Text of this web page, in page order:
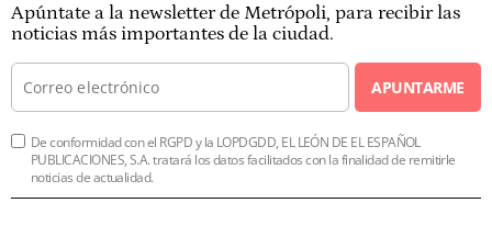
Apúntate a la newsletter de Metrópoli, para recibir las
noticias más importantes de la ciudad.
APUNTARME
De conformidad con el RGPD y la LOPDGDD, EL LEÓN DE EL ESPAÑOL
PUBLICACIONES, S.A. tratará los datos facilitados con la finalidad de remitirle
noticias de actualidad.